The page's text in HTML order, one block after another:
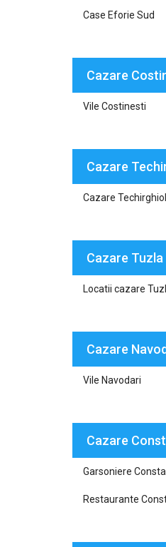
Case Eforie Sud
Cazare
Vile Costinesti
Cazare
Cazare Techirghiol
Cazare Tuzla
Locatii cazare
Cazare
Vile Navodari
Cazare
Garsoniere
Restaurante